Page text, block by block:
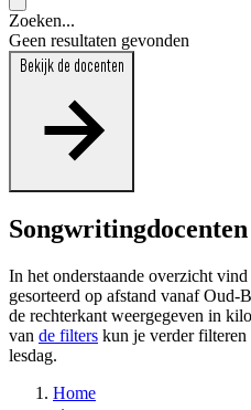
Zoeken...
Geen resultaten gevonden
Bekijk de docenten
In het onderstaande overzicht
gesorteerd op afstand vanaf Oud-
de rechterkant weergegeven in
van de filters kun je verder
lesdag.
Home